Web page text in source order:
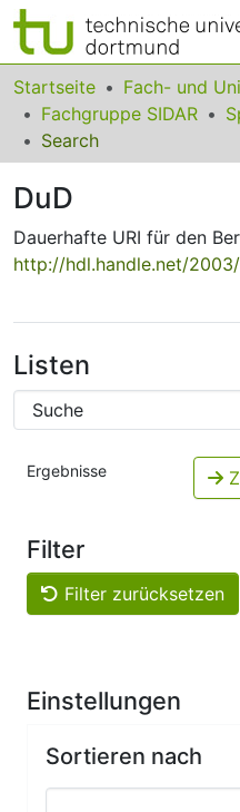
Bereiche & Sammlungen
Das gesamte Repositorium
Leitlinien
Startseite
Fachgruppe SIDAR
Search
DuD
Dauerhafte URI für den
http://hdl.handle.net/
Listen
Ergebnisse
Filter
Filter zurücksetzen
Einstellungen
Sortieren nach